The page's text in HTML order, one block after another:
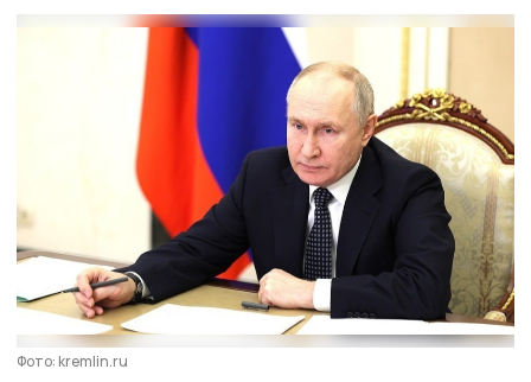
Фото: kremlin.ru